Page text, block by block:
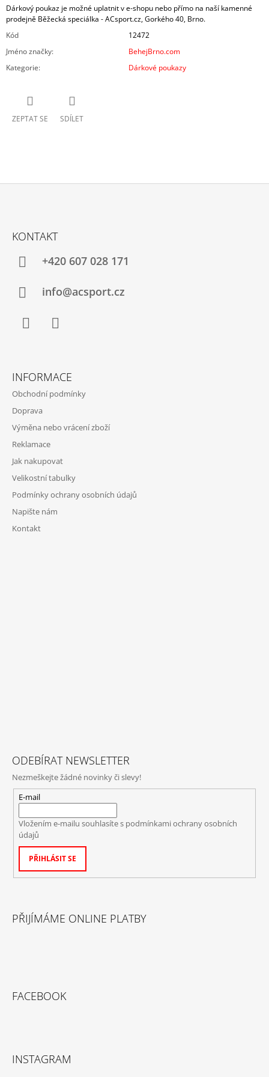
Dárkový poukaz je možné uplatnit v e-shopu nebo přímo na naší kamenné
prodejně Běžecká speciálka - ACsport.cz, Gorkého 40, Brno.
Kód
12472
Jméno značky:
BehejBrno.com
Kategorie: Dárkové poukazy
ZEPTAT SE SDÍLET
KONTAKT
+420 607 028 171
info@acsport.cz
INFORMACE
Obchodní podmínky
Doprava
Výměna nebo vrácení zboží
Reklamace
Jak nakupovat
Velikostní tabulky
Podmínky ochrany osobních údajů
Napište nám
Kontakt
ODEBÍRAT NEWSLETTER
Nezmeškejte žádné novinky či slevy!
E-mail
Vložením e-mailu souhlasíte s podmínkami ochrany osobních
údajů
PŘIHLÁSIT SE
PŘIJÍMÁME ONLINE PLATBY
FACEBOOK
INSTAGRAM